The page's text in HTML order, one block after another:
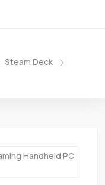
Steam Deck